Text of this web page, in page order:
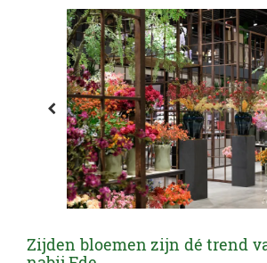
Zijden bloemen zijn dé trend